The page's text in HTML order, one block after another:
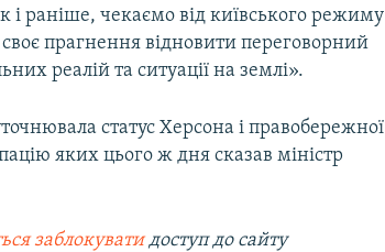
і раніше, чекаємо від київського режиму
прагнення відновити переговорний
реалій та ситуації на землі».
статус Херсона і правобережної
яких цього ж дня сказав міністр
заблокуватидоступ до сайту